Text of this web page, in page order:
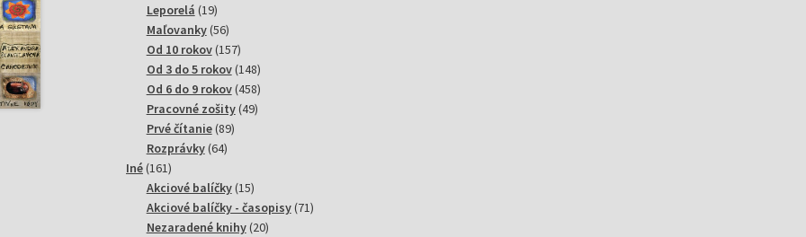
produktov
Leporelá 1919
produktov
Maľovanky 5656
produktov
Od 10 rokov 157157
produktov
Od 3 do 5 rokov 148148
produktov
Od 6 do 9 rokov 458458
produktov
Pracovné zošity 4949
Prvé čítanie 8989
Rozprávky 6464
Iné 161161
produktov
Akciové balíčky 1515
produktov
Akciové balíčky - časopisy 7171
Nezaradené knihy 2020